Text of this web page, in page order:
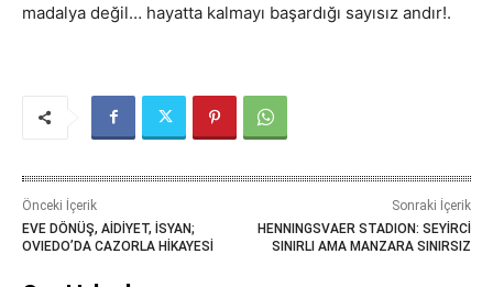
madalya değil… hayatta kalmayı başardığı sayısız andır!.
Önceki İçerik
EVE DÖNÜŞ, AİDİYET, İSYAN;
OVIEDO’DA CAZORLA HİKAYESİ
Sonraki İçerik
HENNINGSVAER STADION: SEYİRCİ
SINIRLI AMA MANZARA SINIRSIZ